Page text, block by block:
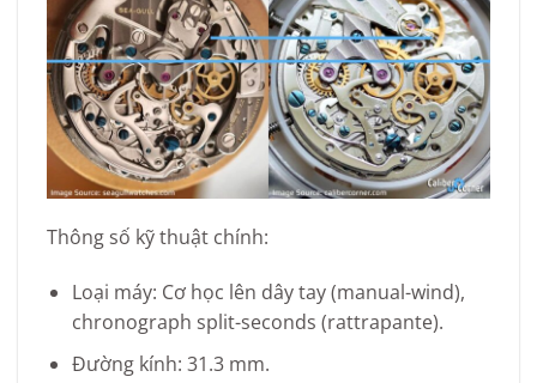
Thông số kỹ thuật chính:
Loại máy: Cơ học lên dây tay (manual-wind),
chronograph split-seconds (rattrapante).
Đường kính: 31.3 mm.